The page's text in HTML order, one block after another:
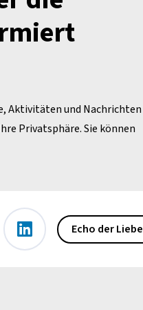
Aktivitäten und Nachrichten
Privatsphäre. Sie können
Echo der Liebe